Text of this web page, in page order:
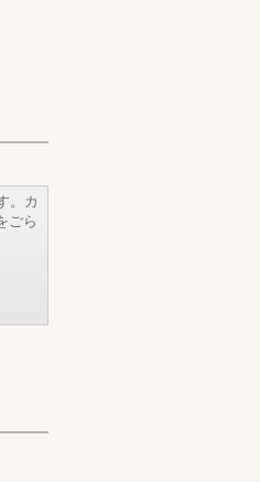
。カ
ごら